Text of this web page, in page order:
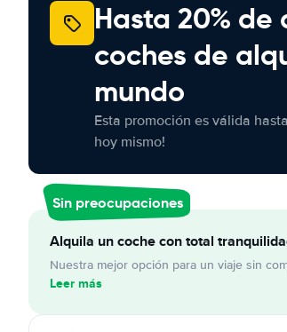
Hasta 20%
coches de
mundo
Esta promoción es válida
hoy mismo!
Sin preocupaciones
Alquila un coche con total
Nuestra mejor opción para un viaje sin
Leer más